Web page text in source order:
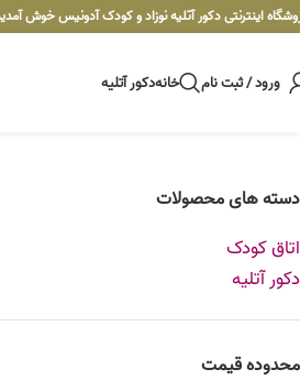
اینترنتی دکور آتلیه نوزاد و کودک آدونیس خوش
ورود / ثبت نام خانهدکور آتلیه
دسته های محصولات
اتاق کودک
دکور آتلیه
محدوده قیمت